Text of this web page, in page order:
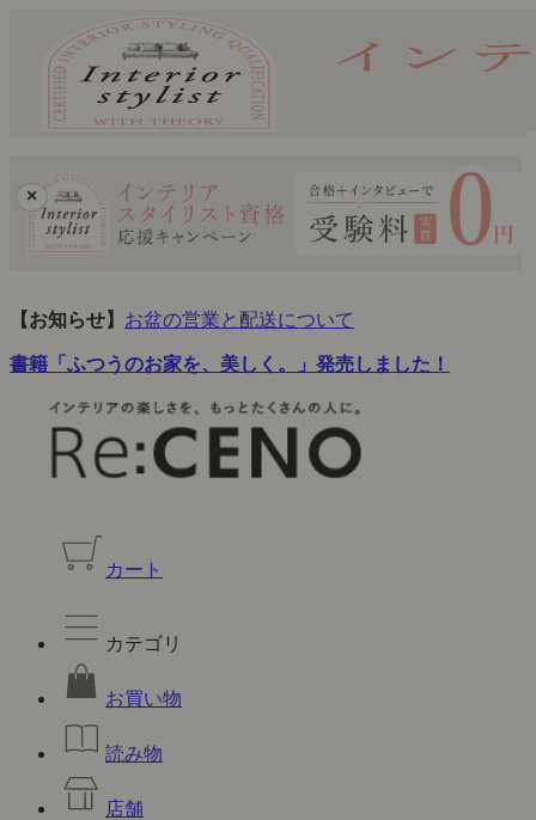
×
【お知らせ】 お盆の営業と配送について
書籍「ふつうのお家を、美しく。」発売しました！
カート
カテゴリ
お買い物
読み物
店舗